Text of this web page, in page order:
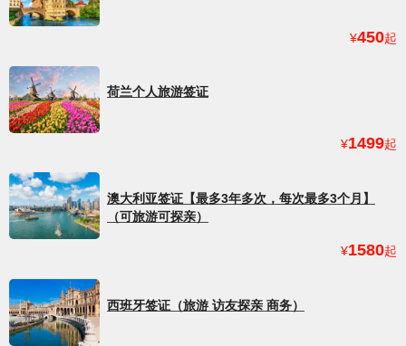
¥450起
荷兰个人旅游签证
¥1499起
澳大利亚签证【最多3年多次，每次最多3个月】
（可旅游可探亲）
¥1580起
西班牙签证（旅游 访友探亲 商务）